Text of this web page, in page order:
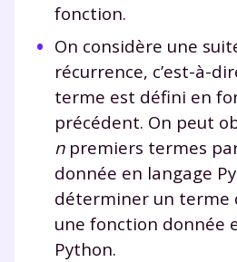
fonction.
On considère une
récurrence, c’est-à-
terme est défini en
précédent. On peut
npremiers termes
donnée en langage
déterminer un terme
une fonction donnée
Python.